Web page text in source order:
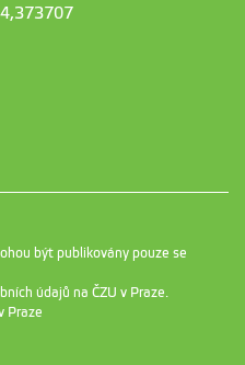
být publikovány pouze se
údajů na ČZU v Praze.
Praze